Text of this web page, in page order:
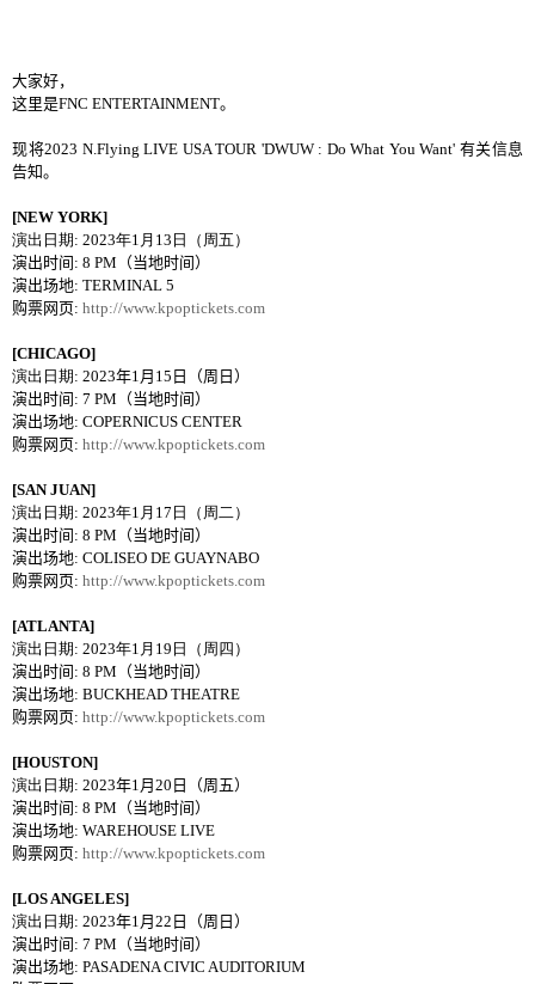
大家好，
这里是FNC ENTERTAINMENT。
现将2023 N.Flying LIVE USA TOUR 'DWUW : Do What You Want' 有关信息
告知。
[NEW YORK]
演出日期: 2023年1 月 13 日（周五）
演出时间 : 8 PM （当地时间）
演出场地: TERMINAL 5
购票网页: http://www.kpoptickets.com
[CHICAGO]
演出日期: 2023年1月 15 日（周日）
演出时间 : 7 PM （当地时间）
演出场地: COPERNICUS CENTER
购票网页: http://www.kpoptickets.com
[SAN JUAN]
演出日期: 2023年1 月 17 日（周二）
演出时间 : 8 PM （当地时间）
演出场地: COLISEO DE GUAYNABO
购票网页: http://www.kpoptickets.com
[ATLANTA]
演出日期: 2023年1 月 19 日（周四）
演出时间 : 8 PM （当地时间）
演出场地: BUCKHEAD THEATRE
购票网页: http://www.kpoptickets.com
[HOUSTON]
演出日期: 2023年1月 20 日（周五）
演出时间 : 8 PM （当地时间）
演出场地: WAREHOUSE LIVE
购票网页: http://www.kpoptickets.com
[LOS ANGELES]
演出日期: 2023年1月 22 日（周日）
演出时间 : 7 PM （当地时间）
演出场地: PASADENA CIVIC AUDITORIUM